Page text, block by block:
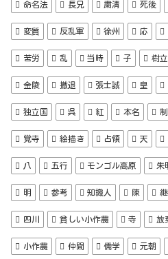
命名法 長兄 粛清 死後
変質 反乱軍 徐州 応
苦労 乱 当時 子 樹立
金陵 撤退 張士誠 皇
独立国 呉 紅 本名 制
覚寺 絵描き 占領 天
八 五行 モンゴル高原 朱
明 参考 知識人 陳
四川 貧しい小作農 寺 放
小作農 仲間 儒学 元朝